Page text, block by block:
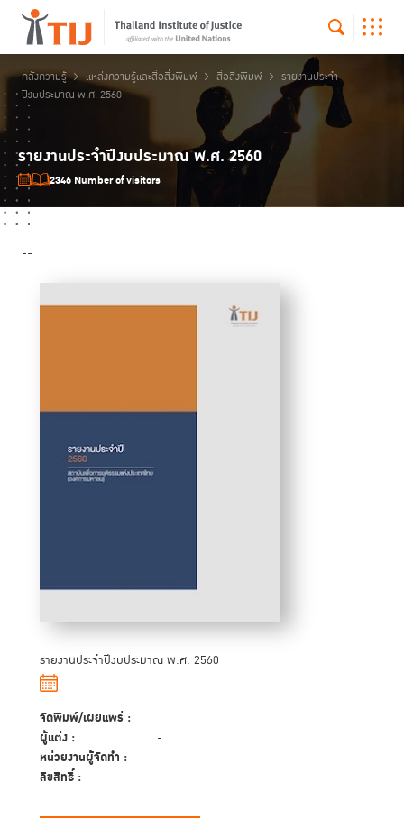
คลังความรู้ แหล่งความรู้และสื่อสิ่งพิมพ์ สื่อสิ่งพิมพ์
รายงานประจำ
ปีงบประมาณ พ.ศ. 2560
รายงานประจำปีงบประมาณ พ.ศ. 2560
2346 Number of visitors
--
รายงานประจำปีงบประมาณ พ.ศ. 2560
จัดพิมพ์/เผยแพร่ :
ผู้แต่ง :
-
หน่วยงานผู้จัดทำ :
ลิขสิทธิ์ :